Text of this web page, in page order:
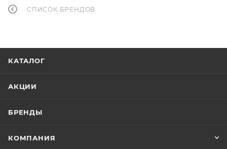
СПИСОК БРЕНДОВ
КАТАЛОГ
АКЦИИ
БРЕНДЫ
КОМПАНИЯ